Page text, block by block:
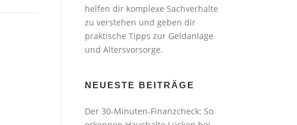
helfen dir komplexe Sachverhalte
zu verstehen und geben dir
praktische Tipps zur Geldanlage
und Altersvorsorge.
NEUESTE BEITRÄGE
Der 30-Minuten-Finanzcheck: So